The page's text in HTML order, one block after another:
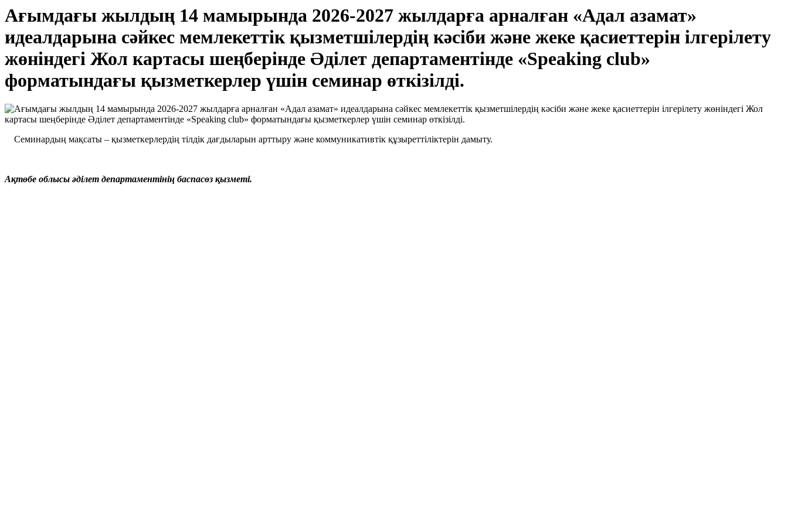
Ағымдағы жылдың 14 мамырында 2026-2027 жылдарға арналған «Адал азамат»
идеалдарына сәйкес мемлекеттік қызметшілердің кәсіби және жеке қасиеттерін ілгерілету
жөніндегі Жол картасы шеңберінде Әділет департаментінде «Speaking club»
форматындағы қызметкерлер үшін семинар өткізілді.
Семинардың мақсаты – қызметкерлердің тілдік дағдыларын арттыру және коммуникативтік құзыреттіліктерін дамыту.
Ақтөбе облысы әділет департаментінің баспасөз қызметі.